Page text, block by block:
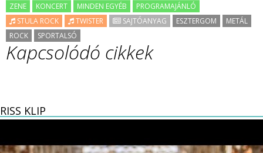
ZENE KONCERT MINDEN EGYÉB
PROGRAMAJÁNLÓ
STULA ROCK
TWISTER SAJTÓANYAG ESZTERGOM
METÁL
ROCK
SPORTALSÓ
Kapcsolódó cikkek
KLIP